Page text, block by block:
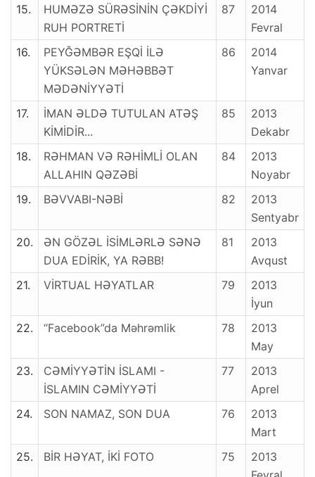
15.
HUMƏZƏ SÜRƏSİNİN ÇƏKDİYİ
RUH PORTRETİ
87
2014
Fevral
16.
PEYĞƏMBƏR EŞQİ İLƏ
YÜKSƏLƏN MƏHƏBBƏT
MƏDƏNİYYƏTİ
86
2014
Yanvar
17.
İMAN ƏLDƏ TUTULAN ATƏŞ
KİMİDİR...
85
2013
Dekabr
18.
RƏHMAN VƏ RƏHİMLİ OLAN
ALLAHIN QƏZƏBİ
84
2013
Noyabr
19.
BƏVVABI-NƏBİ 82
2013
Sentyabr
20.
ƏN GÖZƏL İSİMLƏRLƏ SƏNƏ
DUA EDİRİK, YA RƏBB!
81
2013
Avqust
21.
VİRTUAL HƏYATLAR 79
2013
İyun
22.
“Facebook”da Məhrəmlik 78
2013
May
23.
CƏMİYYƏTİN İSLAMI -
İSLAMIN CƏMİYYƏTİ
77
2013
Aprel
24.
SON NAMAZ, SON DUA 76
2013
Mart
25.
BİR HƏYAT, İKİ FOTO 75
2013